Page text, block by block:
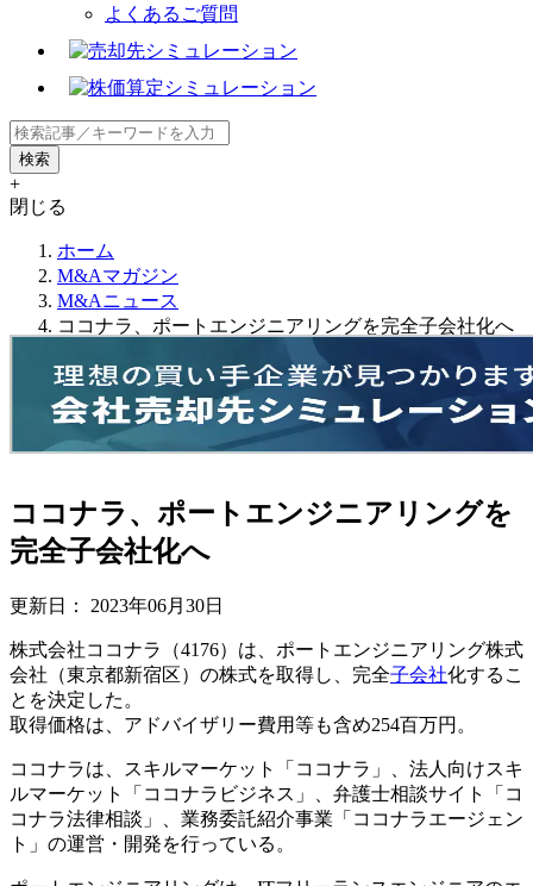
よくあるご質問
+
閉じる
ホーム
M&Aマガジン
M&Aニュース
ココナラ、ポートエンジニアリングを完全子会社化へ
ココナラ、ポートエンジニアリングを
完全子会社化へ
更新日： 2023年06月30日
株式会社ココナラ（4176）は、ポートエンジニアリング株式
会社（東京都新宿区）の株式を取得し、完全子会社化するこ
とを決定した。
取得価格は、アドバイザリー費用等も含め254百万円。
ココナラは、スキルマーケット「ココナラ」、法人向けスキ
ルマーケット「ココナラビジネス」、弁護士相談サイト「コ
コナラ法律相談」、業務委託紹介事業「ココナラエージェン
ト」の運営・開発を行っている。